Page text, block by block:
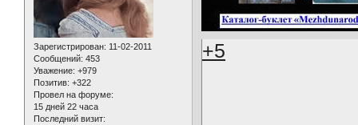
Зарегистрирован: 11-02-2011
Сообщений: 453
Уважение: +979
Позитив: +322
Провел на форуме:
15 дней 22 часа
Последний визит:
+5